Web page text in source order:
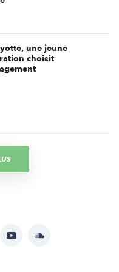
une jeune
choisit
YouTubeSoundcloud